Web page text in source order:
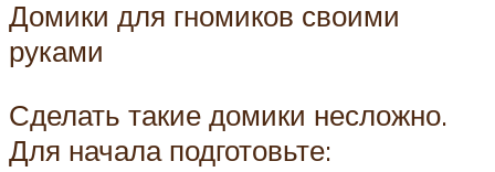
Домики для гномиков своими
руками
Сделать такие домики несложно.
Для начала подготовьте: